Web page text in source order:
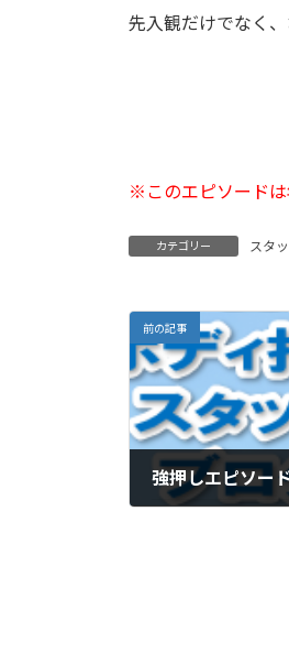
先入観だけでなく
※このエピソードは
カテゴリー スタ
前の記事
強押しエピソー